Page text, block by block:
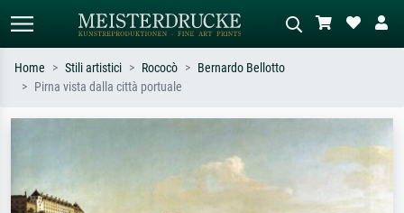
astratto con molto rosso, dipinto a
olio scuro, nudo in piedi vicino a un
albero.
Home Stili artistici Rococò
Bernardo Bellotto
Pirna vista dalla città portuale